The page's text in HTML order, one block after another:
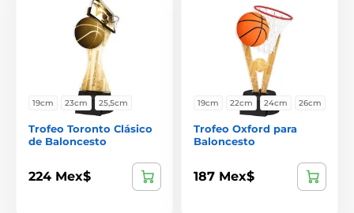
19cm 23cm 25,5cm
Trofeo Toronto Clásico
de Baloncesto
224 Mex$
19cm 22cm 24cm 26cm
Trofeo Oxford para
Baloncesto
187 Mex$